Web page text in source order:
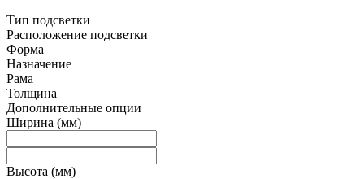
Тип подсветки
Расположение подсветки
Форма
Назначение
Рама
Толщина
Дополнительные опции
Ширина (мм)
Высота (мм)